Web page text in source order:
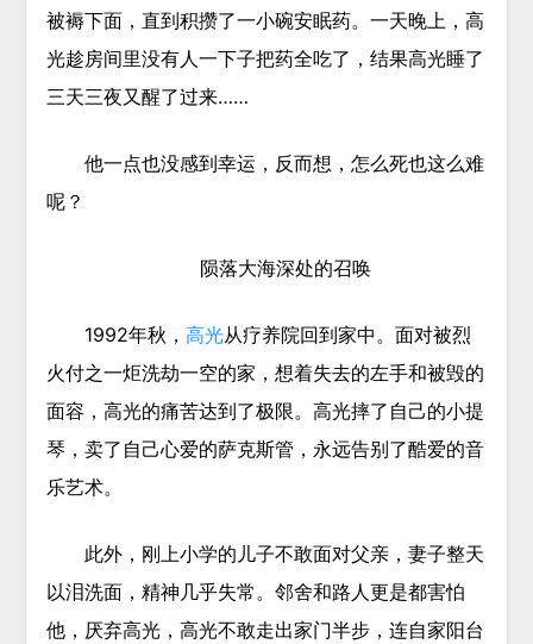
被褥下面，直到积攒了一小碗安眠药。一天晚上，高
光趁房间里没有人一下子把药全吃了，结果高光睡了
三天三夜又醒了过来……
他一点也没感到幸运，反而想，怎么死也这么难
呢？
陨落大海深处的召唤
1992年秋， 高光从疗养院回到家中。面对被烈
火付之一炬洗劫一空的家，想着失去的左手和被毁的
面容，高光的痛苦达到了极限。高光摔了自己的小提
琴，卖了自己心爱的萨克斯管，永远告别了酷爱的音
乐艺术。
此外，刚上小学的儿子不敢面对父亲，妻子整天
以泪洗面，精神几乎失常。邻舍和路人更是都害怕
他，厌弃高光，高光不敢走出家门半步，连自家阳台